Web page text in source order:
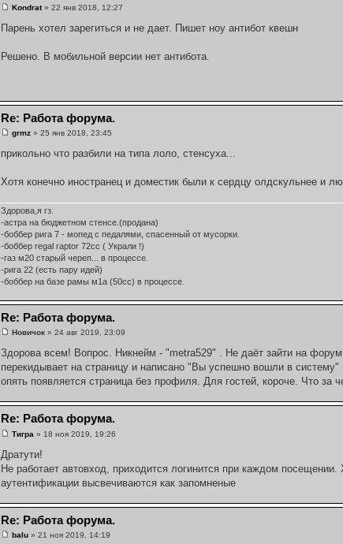
Kondrat» 22 янв 2018, 12:27
Парень хотел зарегиться и не дает. Пишет ноу антибот квешн
Решено. В мобильной версии нет антибота.
Re: Работа форума.
grmz» 25 янв 2018, 23:45
прикольно что разбили на типа лоло, стенсуха...
Хотя конечно иностранец и доместик были к сердцу олдскульнее и
Здорова,я гз.
-астра на бюджетном стенсе.(продана)
-боббер рига 7 - мопед с педалями, спасенный от мусорки.
-боббер regal raptor 72cc ( Украли !)
-газ м20 старый череп... в процессе.
-рига 22 (есть пару идей)
-боббер на базе рамы м1а (50сс) в процессе.
Re: Работа форума.
Новичок» 24 авг 2019, 23:09
Здорова всем! Вопрос. Никнейм - "metra529" . Не даёт зайти на
перекидывает на страницу и написано "Вы успешно вошли в
опять появляется страница без профиля. Для гостей, короче. Что за
Re: Работа форума.
Тигра » 18 ноя 2019, 19:26
Дратути!
Не работает автовход, приходится логинится при каждом посещении.
аутентификации высвечиваются как запомненые
Re: Работа форума.
balu» 21 ноя 2019, 14:19